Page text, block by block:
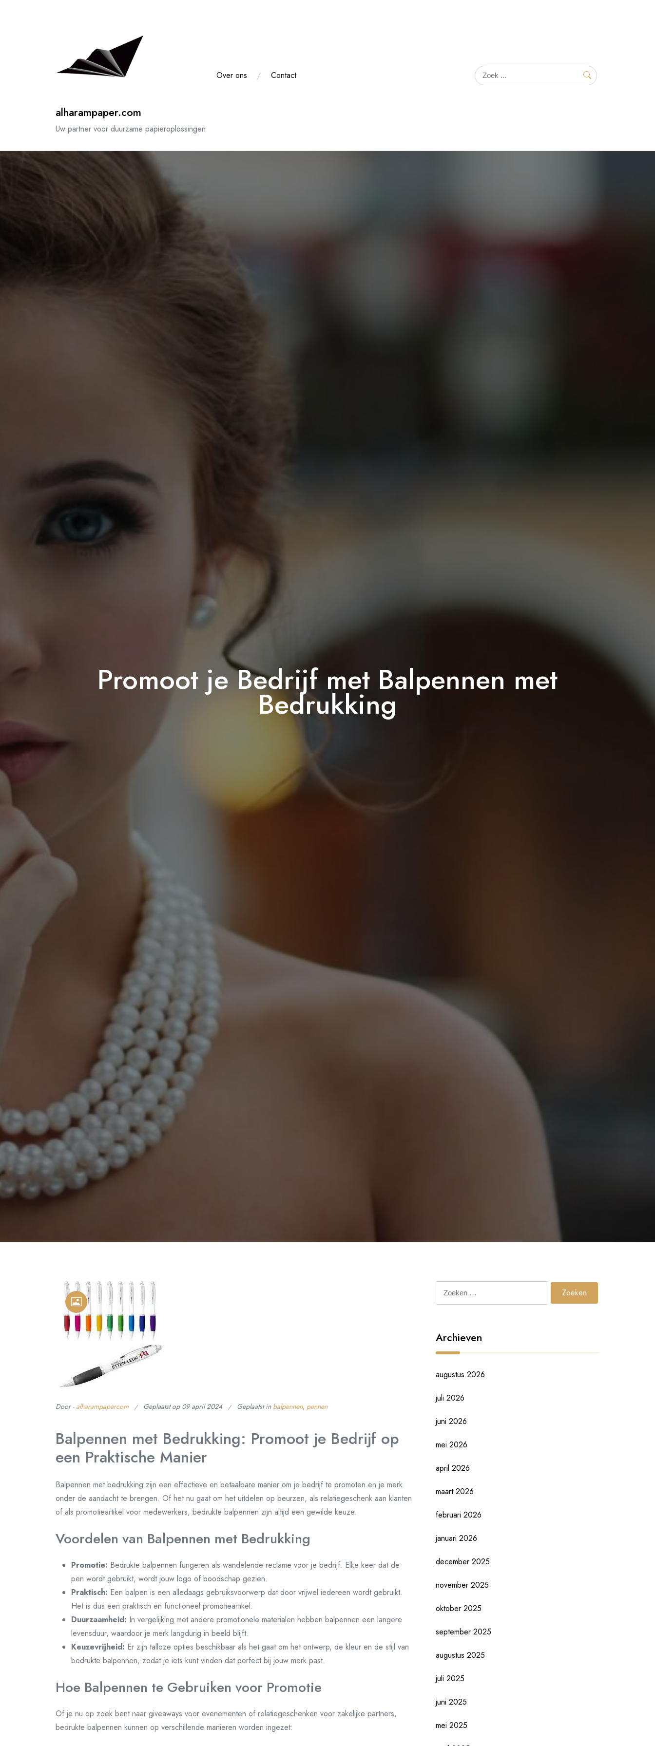
alharampaper.com
Uw partner voor duurzame papieroplossingen
Over ons Contact
Promoot je Bedrijf met Balpennen met
Bedrukking
Door - alharampapercom Geplaatst op 09 april 2024 Geplaatst in balpennen, pennen
Balpennen met Bedrukking: Promoot je Bedrijf op
een Praktische Manier
Balpennen met bedrukking zijn een effectieve en betaalbare manier om je bedrijf te promoten en je merk
onder de aandacht te brengen. Of het nu gaat om het uitdelen op beurzen, als relatiegeschenk aan klanten
of als promotieartikel voor medewerkers, bedrukte balpennen zijn altijd een gewilde keuze.
Voordelen van Balpennen met Bedrukking
Promotie: Bedrukte balpennen fungeren als wandelende reclame voor je bedrijf. Elke keer dat de
pen wordt gebruikt, wordt jouw logo of boodschap gezien.
Praktisch: Een balpen is een alledaags gebruiksvoorwerp dat door vrijwel iedereen wordt gebruikt.
Het is dus een praktisch en functioneel promotieartikel.
Duurzaamheid: In vergelijking met andere promotionele materialen hebben balpennen een langere
levensduur, waardoor je merk langdurig in beeld blijft.
Keuzevrijheid: Er zijn talloze opties beschikbaar als het gaat om het ontwerp, de kleur en de stijl van
bedrukte balpennen, zodat je iets kunt vinden dat perfect bij jouw merk past.
Hoe Balpennen te Gebruiken voor Promotie
Of je nu op zoek bent naar giveaways voor evenementen of relatiegeschenken voor zakelijke partners,
bedrukte balpennen kunnen op verschillende manieren worden ingezet:
Zoeken
naar:
Archieven
augustus 2026
juli 2026
juni 2026
mei 2026
april 2026
maart 2026
februari 2026
januari 2026
december 2025
november 2025
oktober 2025
september 2025
augustus 2025
juli 2025
juni 2025
mei 2025